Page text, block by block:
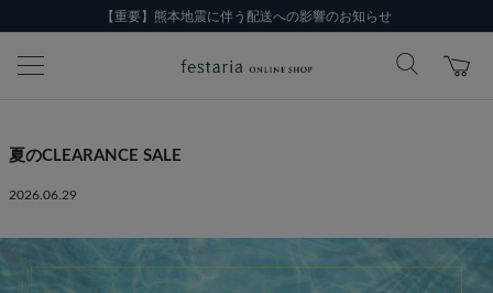
【重要】熊本地震に伴う配送への影響のお知らせ
夏のCLEARANCE SALE
2026.06.29